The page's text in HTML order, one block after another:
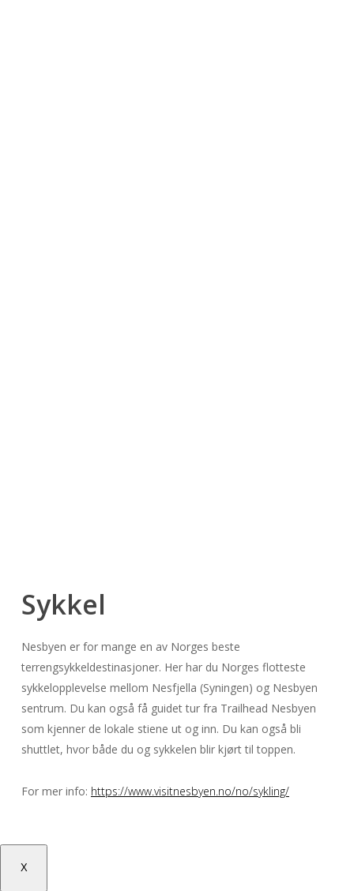
Sykkel
Nesbyen er for mange en av Norges beste
terrengsykkeldestinasjoner. Her har du Norges flotteste
sykkelopplevelse mellom Nesfjella (Syningen) og Nesbyen
sentrum. Du kan også få guidet tur fra Trailhead Nesbyen
som kjenner de lokale stiene ut og inn. Du kan også bli
shuttlet, hvor både du og sykkelen blir kjørt til toppen.
For mer info: https://www.visitnesbyen.no/no/sykling/
X